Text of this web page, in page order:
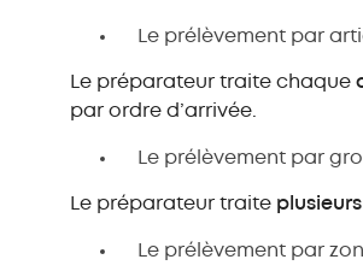
Le prélèvement par
Le préparateur traite chaque
par ordre d’arrivée.
Le prélèvement par
Le préparateur traite
Le prélèvement par